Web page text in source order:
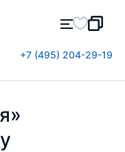
+7 (495) 204-29-19